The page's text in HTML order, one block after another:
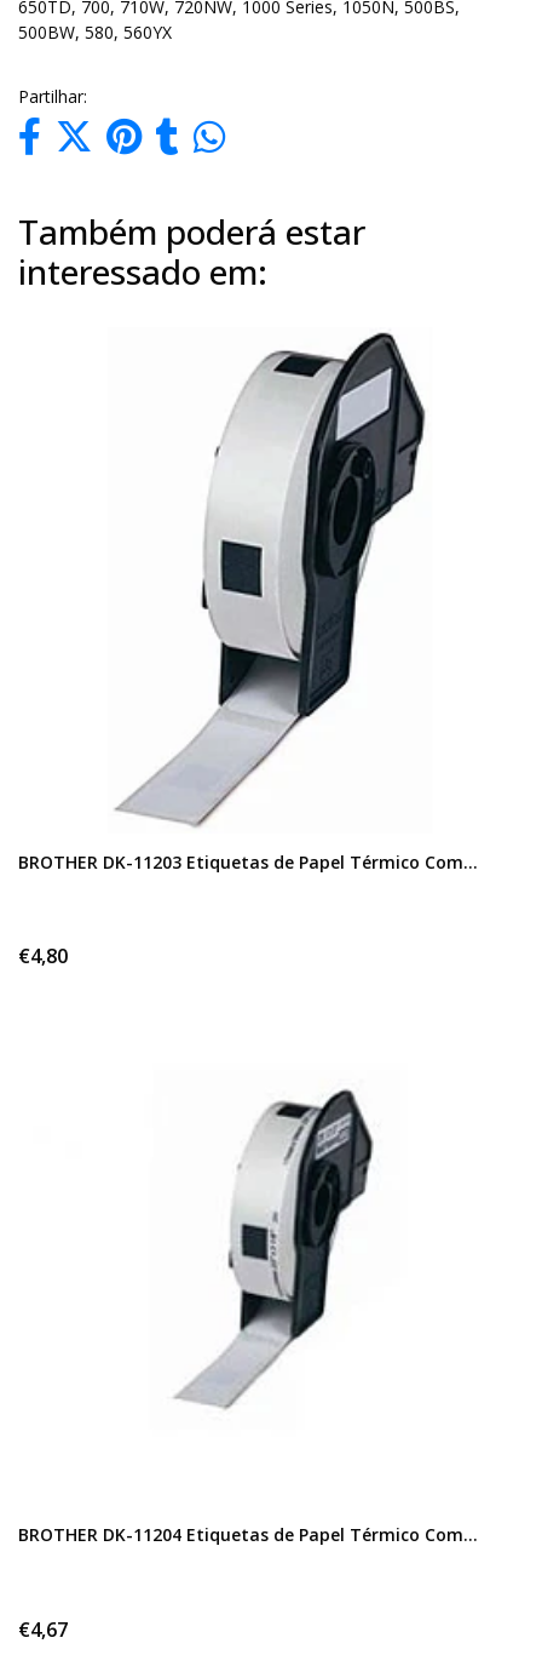
650TD, 700, 710W, 720NW, 1000 Series, 1050N, 500BS,
500BW, 580, 560YX
Partilhar:
Também poderá estar
interessado em:
BROTHER DK-11203 Etiquetas de Papel Térmico Com...
€4,80
BROTHER DK-11204 Etiquetas de Papel Térmico Com...
€4,67